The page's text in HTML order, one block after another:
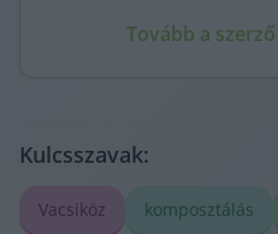
arca és a háttérben élők
Tovább a
Kulcsszavak:
Vacsiköz komposztálás